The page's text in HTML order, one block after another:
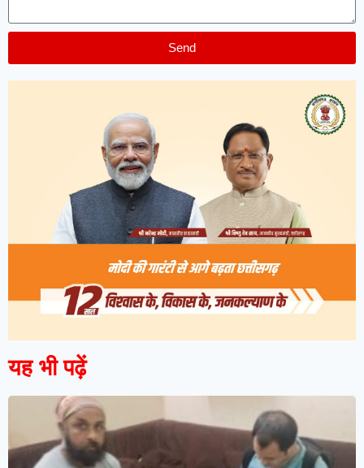
Send
यह भी पढ़ें